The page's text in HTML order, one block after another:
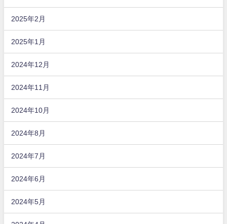
2025年2月
2025年1月
2024年12月
2024年11月
2024年10月
2024年8月
2024年7月
2024年6月
2024年5月